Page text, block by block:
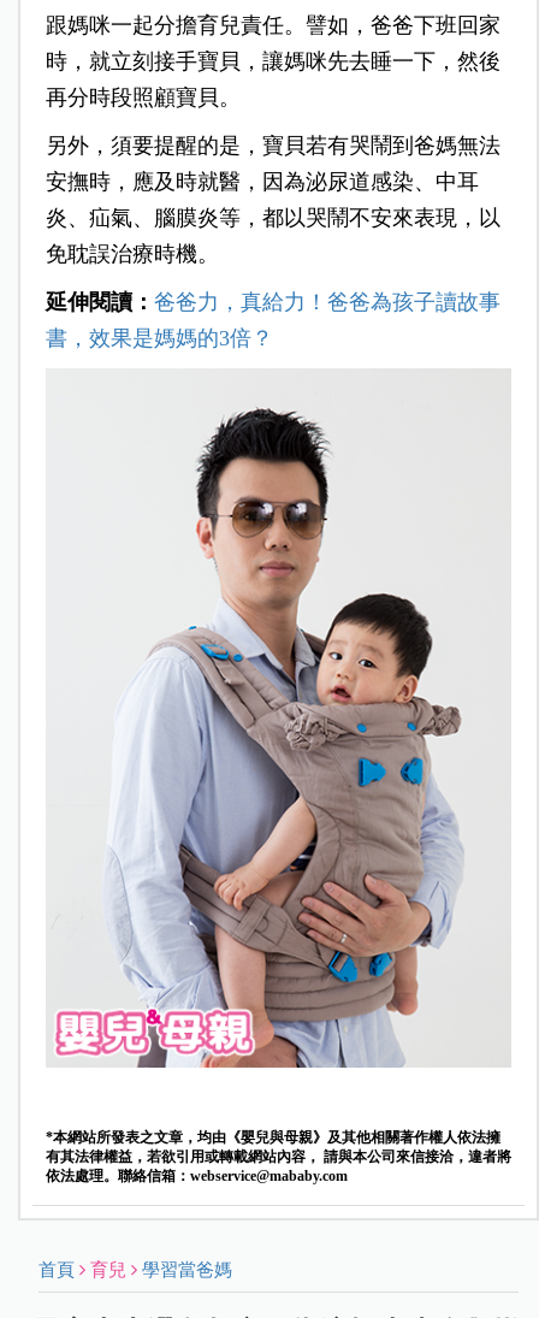
跟媽咪一起分擔育兒責任。 譬如，爸爸下班回家
時，就立刻接手寶貝，讓媽咪先去睡一下，然後
再分時段照顧寶貝。
另外，須要提醒的是，寶貝若有哭鬧到爸媽無法
安撫時，應及時就醫，因為泌尿道感染、中耳
炎、疝氣、腦膜炎等，都以哭鬧不安來表現，以
免耽誤治療時機。
延伸閱讀： 爸爸力，真給力！爸爸為孩子讀故事
書，效果是媽媽的3倍？
*本網站所發表之文章，均由《嬰兒與母親》及其他相關著作權人依法擁
有其法律權益，若欲引用或轉載網站內容， 請與本公司來信接洽，違者將
依法處理。聯絡信箱： webservice@mababy.com
首頁 育兒 學習當爸媽